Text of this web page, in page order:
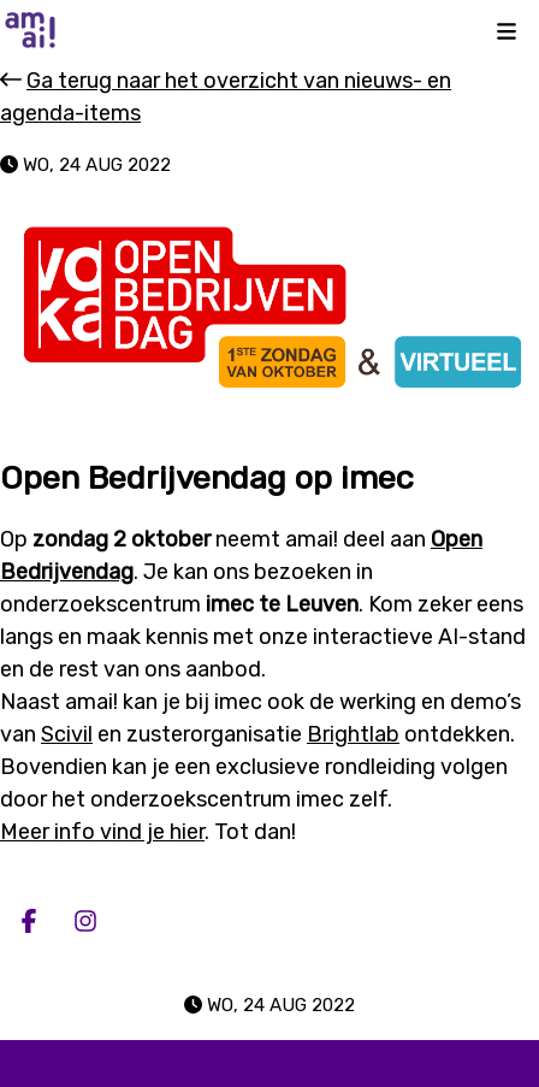
Ga terug naar het overzicht van nieuws- en
agenda-items
WO, 24 AUG 2022
Open Bedrijvendag op imec
Op zondag 2 oktoberneemt amai! deel aan Open
Bedrijvendag. Je kan ons bezoeken in
onderzoekscentrum imec te Leuven. Kom zeker eens
langs en maak kennis met onze interactieve AI-stand
en de rest van ons aanbod.
Naast amai! kan je bij imec ook de werking en demo’s
van Scivil en zusterorganisatie Brightlab ontdekken.
Bovendien kan je een exclusieve rondleiding volgen
door het onderzoekscentrum imec zelf.
Meer info vind je hier. Tot dan!
Deel op facebook
Deel op Instagram
WO, 24 AUG 2022